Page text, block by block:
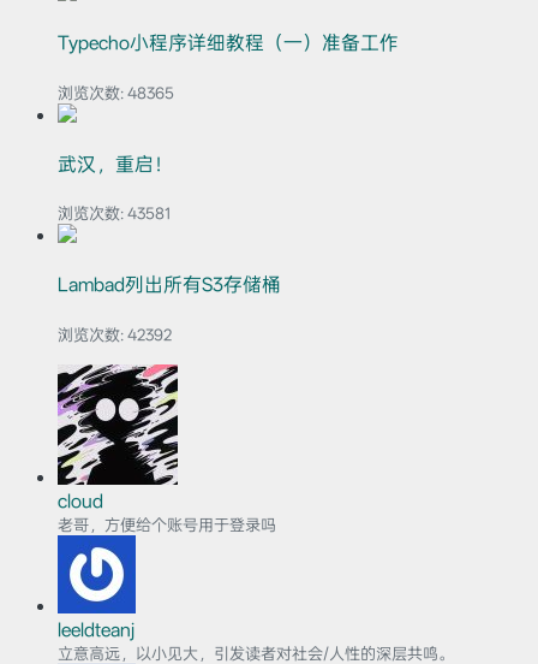
Typecho小程序详细教程（一）准备工作
浏览次数: 48365
武汉，重启！
浏览次数: 43581
Lambad列出所有S3存储桶
浏览次数: 42392
cloud
老哥，方便给个账号用于登录吗
leeldteanj
立意高远，以小见大，引发读者对社会/人性的深层共鸣。